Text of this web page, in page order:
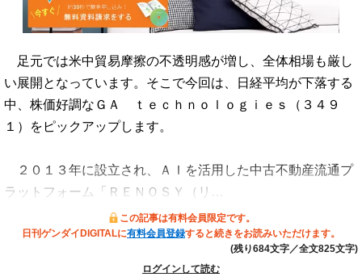
足元では米中貿易摩擦の不透明感が増し、全体相場も厳し
い展開となっています。そこで今回は、日経平均が下落する
中、株価好調なＧＡ ｔｅｃｈｎｏｌｏｇｉｅｓ（３４９
１）をピックアップします。
２０１３年に設立され、ＡＩを活用した中古不動産流通プ
ラットフォーム「ＲＥＮＯＳＹ（リ…
この記事は有料会員限定です。
日刊ゲンダイDIGITALに有料会員登録すると続きをお読みいただけます。
(残り684文字／全文825文字)
ログインして読む